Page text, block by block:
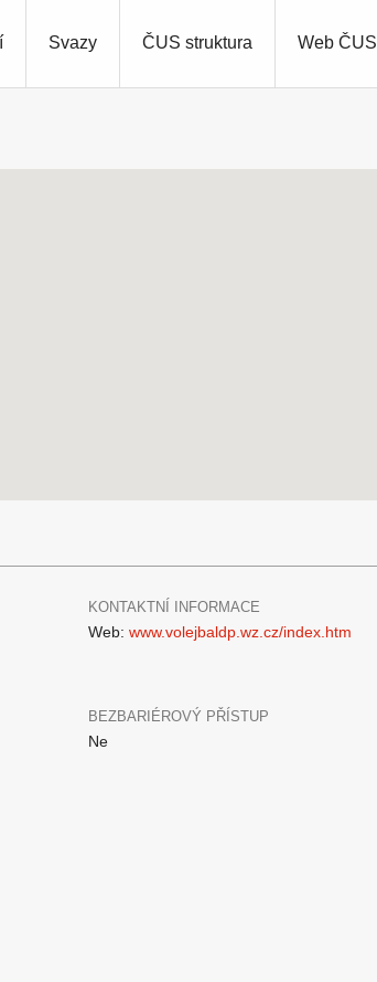
Svazy ČUS struktura Web ČUS
KONTAKTNÍ INFORMACE
Web: www.volejbaldp.wz.cz/index.htm
BEZBARIÉROVÝ PŘÍSTUP
Ne